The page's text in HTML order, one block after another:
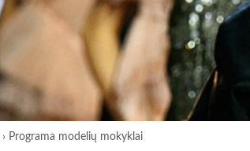
› Programa modelių mokyklai